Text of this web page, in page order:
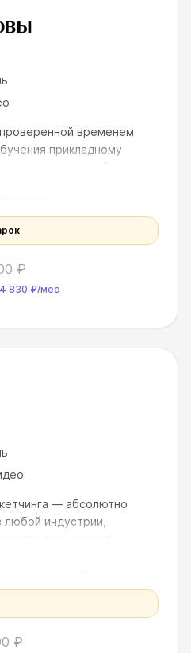
временем
прикладному
таких как геймдев,
диз
₽
4 830 ₽/мес
— абсолютно
любой индустрии,
контентом, сначала
найти общий
м
₽